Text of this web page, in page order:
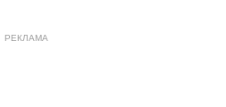
РЕКЛАМА